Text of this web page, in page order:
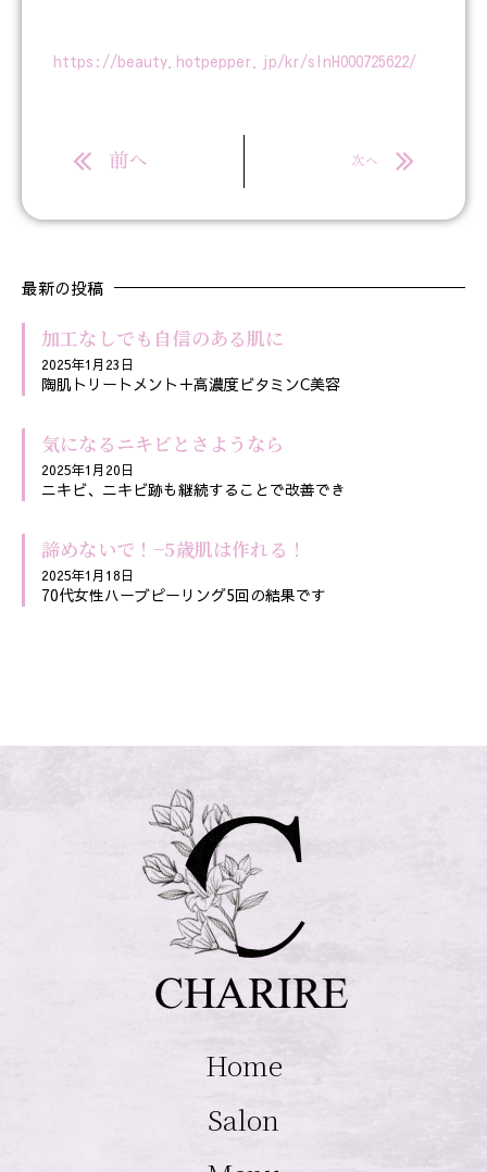
https://beauty.hotpepper.jp/kr/slnH000725622/
Prev
前へ 次へ
最新の投稿
加工なしでも自信のある肌に
2025年1月23日
陶肌トリートメント＋高濃度ビタミンC美容
気になるニキビとさようなら
2025年1月20日
ニキビ、ニキビ跡も継続することで改善でき
諦めないで！−5歳肌は作れる！
2025年1月18日
70代女性ハーブピーリング5回の結果です
Home
Salon